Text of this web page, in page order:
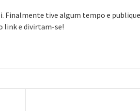
Finalmente tive algum tempo e
link e divirtam-se!